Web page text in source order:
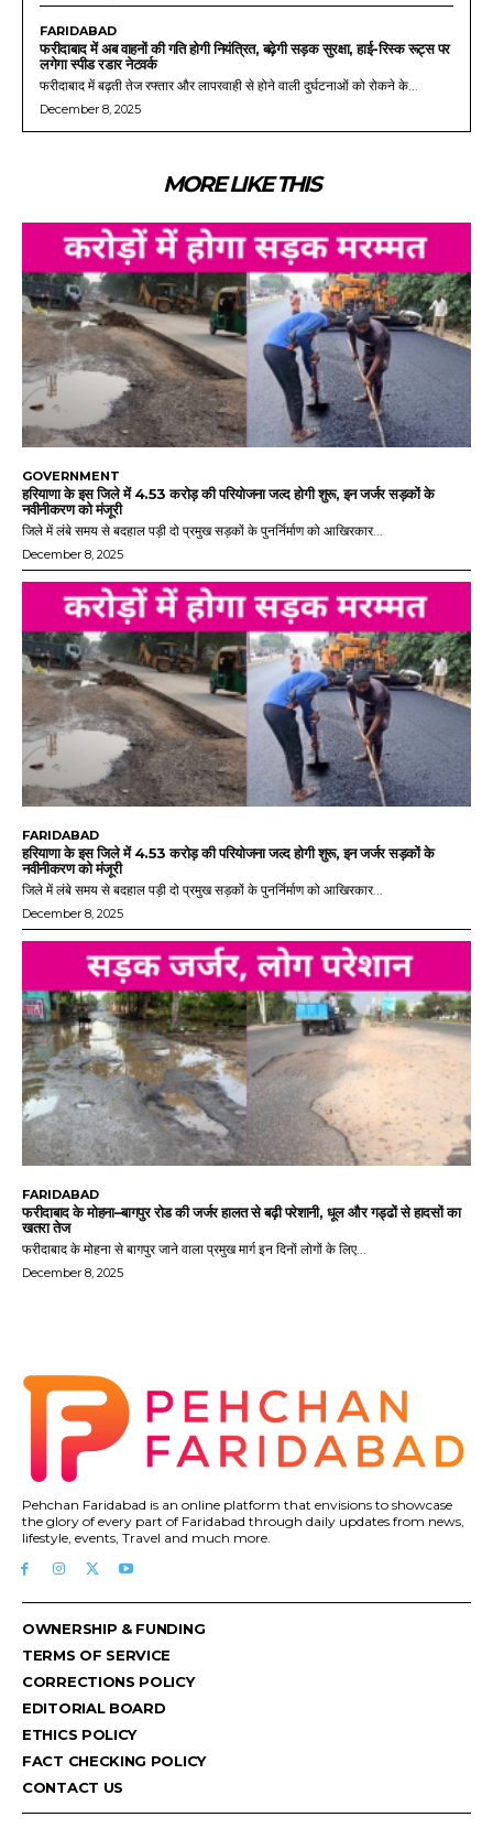
FARIDABAD
फरीदाबाद में अब वाहनों की गति होगी नियंत्रित, बढ़ेगी सड़क सुरक्षा, हाई-रिस्क रूट्स पर
लगेगा स्पीड रडार नेटवर्क
फरीदाबाद में बढ़ती तेज रफ्तार और लापरवाही से होने वाली दुर्घटनाओं को रोकने के...
December 8, 2025
MORE LIKE THIS
GOVERNMENT
हरियाणा के इस जिले में 4.53 करोड़ की परियोजना जल्द होगी शुरू, इन जर्जर सड़कों के
नवीनीकरण को मंजूरी
जिले में लंबे समय से बदहाल पड़ी दो प्रमुख सड़कों के पुनर्निर्माण को आखिरकार...
December 8, 2025
FARIDABAD
हरियाणा के इस जिले में 4.53 करोड़ की परियोजना जल्द होगी शुरू, इन जर्जर सड़कों के
नवीनीकरण को मंजूरी
जिले में लंबे समय से बदहाल पड़ी दो प्रमुख सड़कों के पुनर्निर्माण को आखिरकार...
December 8, 2025
FARIDABAD
फरीदाबाद के मोहना–बागपुर रोड की जर्जर हालत से बढ़ी परेशानी, धूल और गड्ढों से हादसों का
खतरा तेज
फरीदाबाद के मोहना से बागपुर जाने वाला प्रमुख मार्ग इन दिनों लोगों के लिए...
December 8, 2025
Pehchan Faridabad is an online platform that envisions to showcase
the glory of every part of Faridabad through daily updates from news,
lifestyle, events, Travel and much more.
OWNERSHIP & FUNDING
TERMS OF SERVICE
CORRECTIONS POLICY
EDITORIAL BOARD
ETHICS POLICY
FACT CHECKING POLICY
CONTACT US